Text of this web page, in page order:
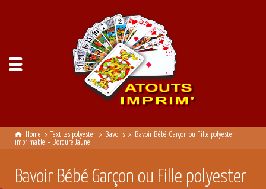
Home Textiles polyester Bavoirs Bavoir Bébé Garçon ou Fille polyester
imprimable – Bordure Jaune
Bavoir Bébé Garçon ou Fille polyester